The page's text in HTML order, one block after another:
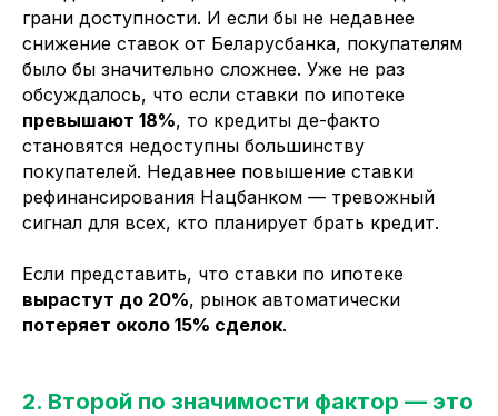
грани доступности. И если бы не недавнее
снижение ставок от Беларусбанка, покупателям
было бы значительно сложнее. Уже не раз
обсуждалось, что если ставки по ипотеке
превышают 18%, то кредиты де-факто
становятся недоступны большинству
покупателей. Недавнее повышение ставки
рефинансирования Нацбанком — тревожный
сигнал для всех, кто планирует брать кредит.
Если представить, что ставки по ипотеке
вырастут до 20%, рынок автоматически
потеряет около 15% сделок.
2. Второй по значимости фактор — это